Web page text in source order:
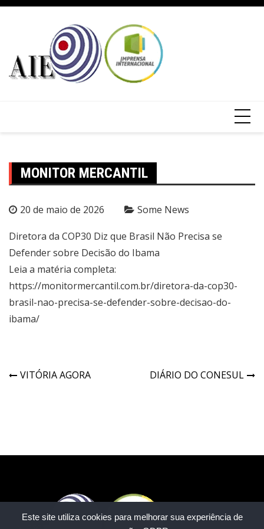
Este site utiliza cookies para melhorar sua experiência de
MONITOR MERCANTIL
20 de maio de 2026 Some News
Diretora da COP30 Diz que Brasil Não Precisa se
Defender sobre Decisão do Ibama
Leia a matéria completa:
https://monitormercantil.com.br/diretora-da-cop30-
brasil-nao-precisa-se-defender-sobre-decisao-do-
ibama/
VITÓRIA AGORA DIÁRIO DO CONESUL